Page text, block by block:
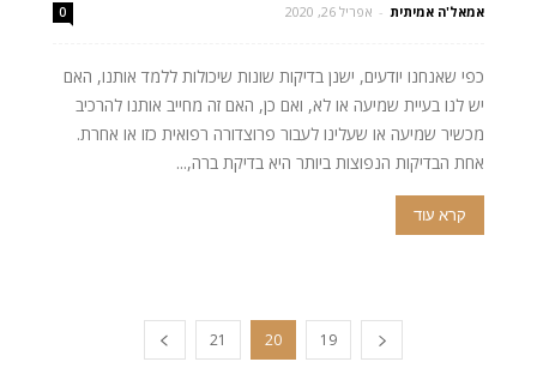
אמאל'ה אמיתית - אפריל 26, 2020 0
כפי שאנחנו יודעים, ישנן בדיקות שונות שיכולות ללמד אותנו, האם
יש לנו בעיית שמיעה או לא, ואם כן, האם זה מחייב אותנו להרכיב
מכשיר שמיעה או שעלינו לעבור פרוצדורה רפואית כזו או אחרת.
אחת הבדיקות הנפוצות ביותר היא בדיקת ברה,...
קרא עוד
19
20
21